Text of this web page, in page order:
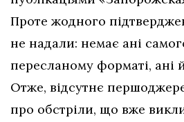
Проте жодного
не надали: немає ані
пересланому форматі, ані
Отже, відсутнє
про обстріли, що вже